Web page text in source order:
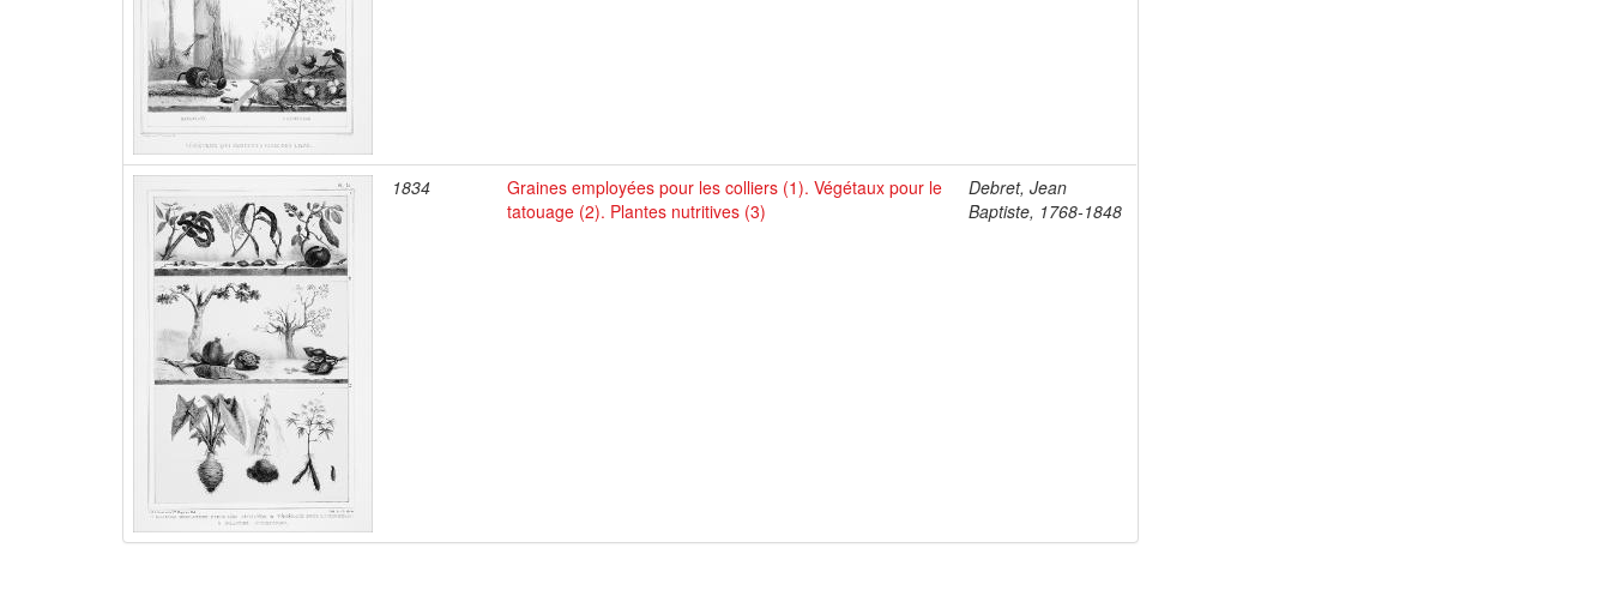
1834
Graines employées pour les colliers (1). Végétaux pour le
tatouage (2). Plantes nutritives (3)
Debret, Jean
Baptiste, 1768-1848